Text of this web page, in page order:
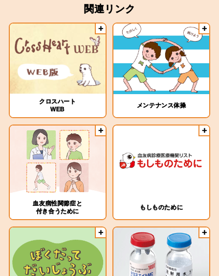
関連リンク
クロスハート
WEB
メンテナンス体操
血友病性関節症と
付き合うために
もしものために